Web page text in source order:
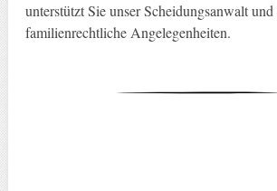
unterstützt Sie unser Scheidungsanwalt
familienrechtliche Angelegenheiten.